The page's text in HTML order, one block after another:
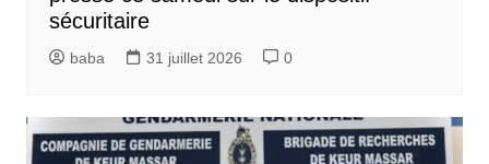
sécuritaire
baba 31 juillet 2026 0